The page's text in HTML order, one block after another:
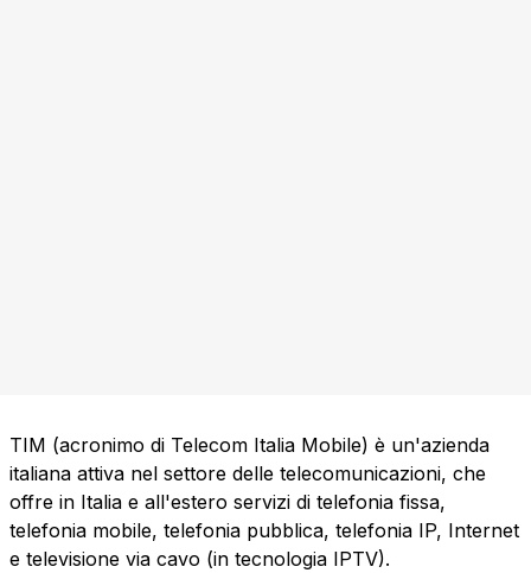
TIM (acronimo di Telecom Italia Mobile) è un'azienda
italiana attiva nel settore delle telecomunicazioni, che
offre in Italia e all'estero servizi di telefonia fissa,
telefonia mobile, telefonia pubblica, telefonia IP, Internet
e televisione via cavo (in tecnologia IPTV).